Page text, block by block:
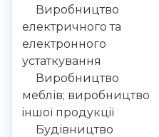
Виробництво
електричного та
електронного
устаткування
Виробництво
меблів; виробництво
iншої продукцiї
Будівництво